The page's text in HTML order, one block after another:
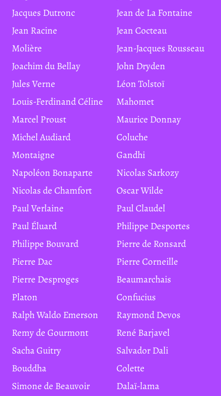
Jacques Dutronc
Jean de La Fontaine
Jean Racine
Jean Cocteau
Molière
Jean-Jacques Rousseau
Joachim du Bellay
John Dryden
Jules Verne
Léon Tolstoï
Louis-Ferdinand Céline
Mahomet
Marcel Proust
Maurice Donnay
Michel Audiard
Coluche
Montaigne
Gandhi
Napoléon Bonaparte
Nicolas Sarkozy
Nicolas de Chamfort
Oscar Wilde
Paul Verlaine
Paul Claudel
Paul Éluard
Philippe Desportes
Philippe Bouvard
Pierre de Ronsard
Pierre Dac
Pierre Corneille
Pierre Desproges
Beaumarchais
Platon
Confucius
Ralph Waldo Emerson
Raymond Devos
Remy de Gourmont
René Barjavel
Sacha Guitry
Salvador Dali
Bouddha
Colette
Simone de Beauvoir
Dalaï-lama